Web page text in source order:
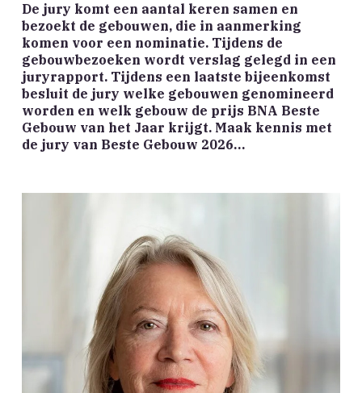
De jury komt een aantal keren samen en
bezoekt de gebouwen, die in aanmerking
komen voor een nominatie. Tijdens de
gebouwbezoeken wordt verslag gelegd in een
juryrapport. Tijdens een laatste bijeenkomst
besluit de jury welke gebouwen genomineerd
worden en welk gebouw de prijs BNA Beste
Gebouw van het Jaar krijgt. Maak kennis met
de jury van Beste Gebouw 2026…